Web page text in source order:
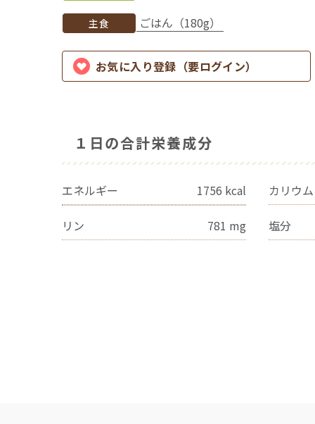
主食 ごはん（180g）
お気に入り登録（要ログイン）
１日の合計栄養成分
エネルギー 1756 kcal カリウム
リン 781 mg 塩分